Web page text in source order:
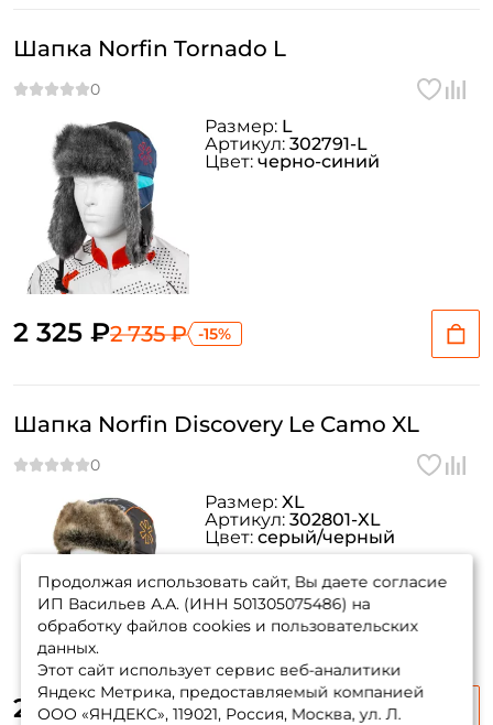
Шапка Norfin Tornado L
2 325 ₽2 735 ₽ -15%
Размер: L
Артикул: 302791-L
Цвет: черно-синий
Шапка Norfin Discovery Le Camo XL
2 550 ₽2 995 ₽ -15%
Размер: XL
Артикул: 302801-XL
Цвет: серый/черный
Продолжая использовать сайт, Вы даете согласие
ИП Васильев А.А. (ИНН 501305075486) на
обработку файлов cookies и пользовательских
данных.
Этот сайт использует сервис веб-аналитики
Яндекс Метрика, предоставляемый компанией
ООО «ЯНДЕКС», 119021, Россия, Москва, ул. Л.